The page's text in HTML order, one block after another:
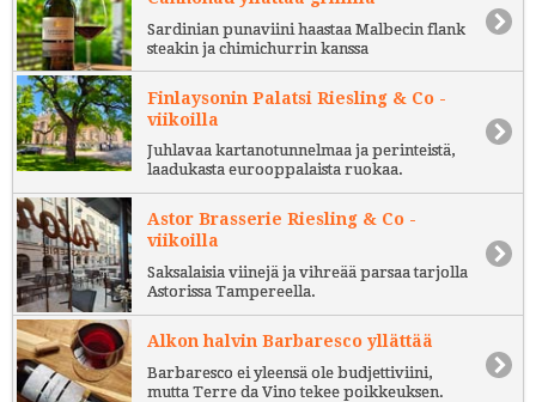
Sardinian punaviini haastaa Malbecin flank
steakin ja chimichurrin kanssa
Finlaysonin Palatsi Riesling & Co -
viikoilla
Juhlavaa kartanotunnelmaa ja perinteistä,
laadukasta eurooppalaista ruokaa.
Astor Brasserie Riesling & Co -
viikoilla
Saksalaisia viinejä ja vihreää parsaa tarjolla
Astorissa Tampereella.
Alkon halvin Barbaresco yllättää
Barbaresco ei yleensä ole budjettiviini,
mutta Terre da Vino tekee poikkeuksen.